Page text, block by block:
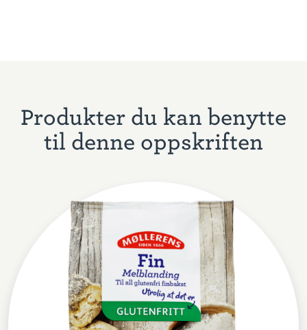
Produkter du kan benytte
til denne oppskriften